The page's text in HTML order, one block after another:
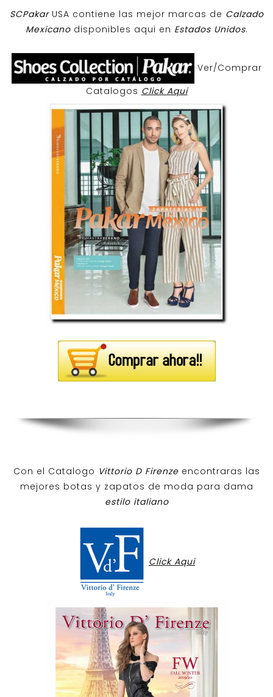
SCPakar USA contiene las mejor marcas de Calzado
Mexicanodisponibles aqui en Estados Unidos.
Ver/Comprar
Catalogos Click Aqui
Con el Catalogo Vittorio D Firenzeencontraras las
mejores botas y zapatos de moda para dama
estilo italiano
Click Aqui